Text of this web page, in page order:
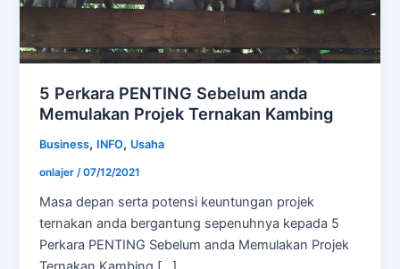
5 Perkara PENTING Sebelum anda
Memulakan Projek Ternakan Kambing
Business, INFO, Usaha
onlajer/07/12/2021
Masa depan serta potensi keuntungan projek
ternakan anda bergantung sepenuhnya kepada 5
Perkara PENTING Sebelum anda Memulakan Projek